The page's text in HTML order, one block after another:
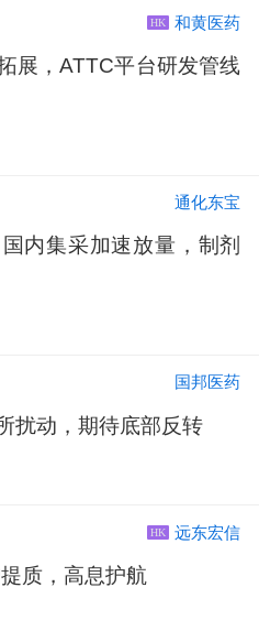
HK 和黄医药
展，ATTC平台研发管线
通化东宝
内集采加速放量，制剂
国邦医药
扰动，期待底部反转
HK 远东宏信
质，高息护航